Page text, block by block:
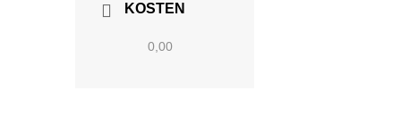
KOSTEN
0,00